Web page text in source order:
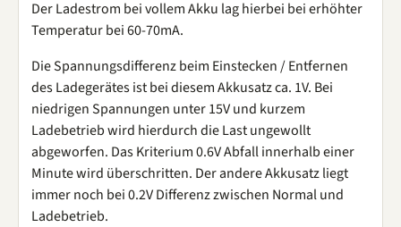
Der Ladestrom bei vollem Akku lag hierbei bei erhöhter
Temperatur bei 60-70mA.
Die Spannungsdifferenz beim Einstecken / Entfernen
des Ladegerätes ist bei diesem Akkusatz ca. 1V. Bei
niedrigen Spannungen unter 15V und kurzem
Ladebetrieb wird hierdurch die Last ungewollt
abgeworfen. Das Kriterium 0.6V Abfall innerhalb einer
Minute wird überschritten. Der andere Akkusatz liegt
immer noch bei 0.2V Differenz zwischen Normal und
Ladebetrieb.